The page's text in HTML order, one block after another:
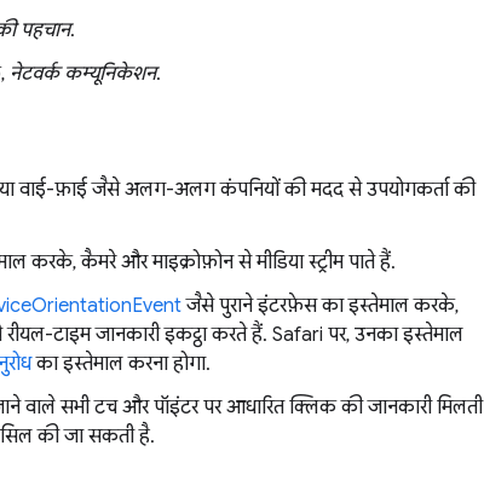
पहचान.
नेटवर्क कम्यूनिकेशन.
वाई-फ़ाई जैसे अलग-अलग कंपनियों की मदद से उपयोगकर्ता की
करके, कैमरे और माइक्रोफ़ोन से मीडिया स्ट्रीम पाते हैं.
जैसे पुराने इंटरफ़ेस का इस्तेमाल करके,
रीयल-टाइम जानकारी इकट्ठा करते हैं. Safari पर, उनका इस्तेमाल
का इस्तेमाल करना होगा.
वाले सभी टच और पॉइंटर पर आधारित क्लिक की जानकारी मिलती
की जा सकती है.